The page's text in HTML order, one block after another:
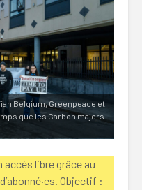
Belgium, Greenpeace et
que les Carbon majors
libre grâce au
Objectif :